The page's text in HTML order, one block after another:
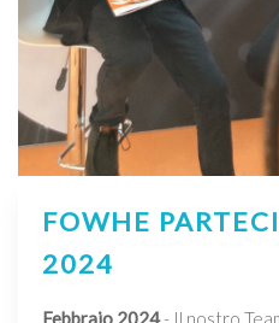
FOWHE
2024
Febbraio 2024- Il nostro